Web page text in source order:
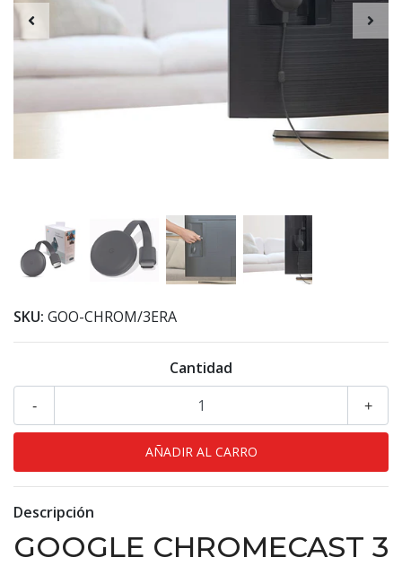
SKU: GOO-CHROM/3ERA
Cantidad
+
-
Descripción
GOOGLE CHROMECAST 3